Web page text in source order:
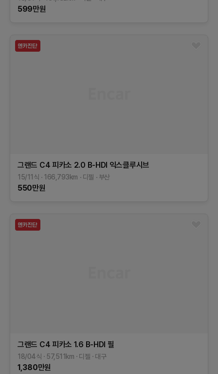
599만원
그랜드 C4 피카소 2.0 B-HDI 익스클루시브
15/11식 166,793km 디젤 부산
550만원
그랜드 C4 피카소 1.6 B-HDI 필
18/04식 57,511 km 디젤 대구
1,380만원